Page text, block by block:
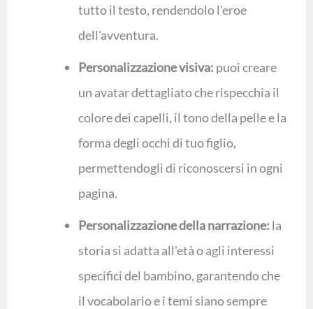
tutto il testo, rendendolo l'eroe
dell'avventura.
Personalizzazione visiva: puoi creare
un avatar dettagliato che rispecchia il
colore dei capelli, il tono della pelle e la
forma degli occhi di tuo figlio,
permettendogli di riconoscersi in ogni
pagina.
Personalizzazione della narrazione: la
storia si adatta all'età o agli interessi
specifici del bambino, garantendo che
il vocabolario e i temi siano sempre